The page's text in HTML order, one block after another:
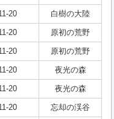
20 白樹の大陸
20 原初の荒野
20 原初の荒野
20 夜光の森
20 夜光の森
20 忘却の渓谷